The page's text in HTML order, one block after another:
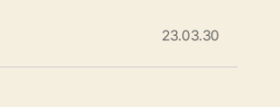
23.03.30